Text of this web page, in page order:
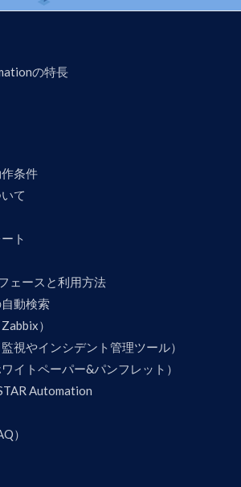
の特長
条件
て
ト
ェースと利用方法
動検索
）
視やインシデント管理ツール）
イトペーパー&パンフレット）
Automation
）